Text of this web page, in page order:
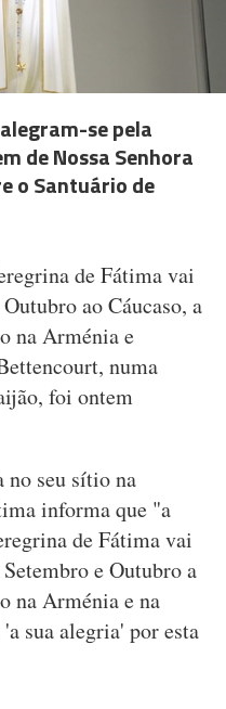
se pela
de Nossa Senhora
o Santuário de
de Fátima vai
ao Cáucaso, a
na Arménia e
numa
foi ontem
no seu sítio na
informa que "a
de Fátima vai
e Outubro a
na Arménia e na
sua alegria' por esta